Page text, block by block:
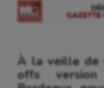
À la veille de
offs